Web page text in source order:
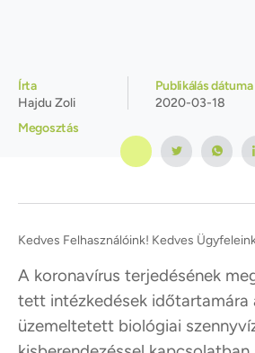
Írta
Hajdu Zoli
Publikálás dátuma
2020-03-18
Megosztás
Kedves Felhasználóink! Kedves
A koronavírus terjedésének
tett intézkedések időtartamára
üzemeltetett biológiai